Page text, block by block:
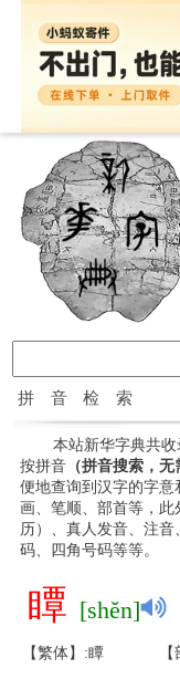
拼音检索
本站新华字典共
按拼音（拼音搜索，无
便地查询到汉字的字
画、笔顺、部首等，
历）、真人发音、注音
码、四角号码等等。
瞫 [shěn]
【繁体】:瞫